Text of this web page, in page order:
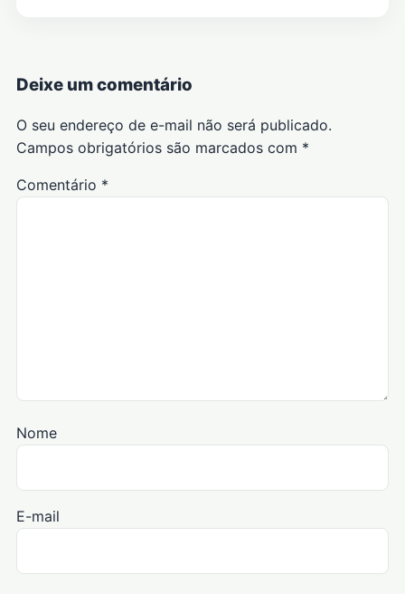
Deixe um comentário
O seu endereço de e-mail não será publicado.
Campos obrigatórios são marcados com *
Comentário *
Nome
E-mail